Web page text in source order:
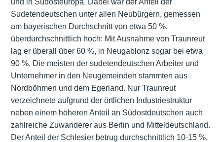
und in Südosteuropa. Dabei war der Anteil der
Sudetendeutschen unter allen Neubürgern, gemessen
am bayerischen Durchschnitt von etwa 50 %,
überdurchschnittlich hoch: Mit Ausnahme von Traunreut
lag er überall über 60 %, in Neugablonz sogar bei etwa
90 %. Die meisten der sudetendeutschen Arbeiter und
Unternehmer in den Neugemeinden stammten aus
Nordböhmen und dem Egerland. Nur Traunreut
verzeichnete aufgrund der örtlichen Industriestruktur
neben einem höheren Anteil an Südostdeutschen auch
zahlreiche Zuwanderer aus Berlin und Mitteldeutschland.
Der Anteil der Schlesier betrug durchschnittlich 10-15 %,